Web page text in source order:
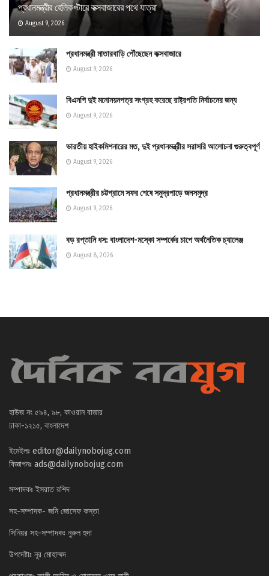
প্রধানমন্ত্রীর হেলিকপ্টারে কক্সবাজারের পথে যাত্রা
August 9, 2026
প্রধানমন্ত্রী মাতারবাড়ি পৌঁছেছেন কক্সবাজারে
August 9, 2026
বিএনপি দুই মনোনয়নপত্র সংগ্রহ করেছে রাষ্ট্রপতি নির্বাচনের জন্য
August 9, 2026
ভারতীয় হাইকমিশনারের মত, দুই প্রধানমন্ত্রীর সরাসরি আলোচনা গুরুত্বপূর্ণ
August 9, 2026
প্রধানমন্ত্রীর চট্টগ্রামে সফর শেষে সমুদ্রপাড়ে জনসমুদ্র
August 9, 2026
বড় রপ্তানি ধস: বাংলাদেশ-মস্কো সম্পর্কের চাপে অর্থনৈতিক চ্যালেঞ্জ
August 8, 2026
হাউজ নং ৫৯৪, ৯৮, কাওরান বাজার
ঢাকা-১২১৫, বাংলাদেশ
ইমেইলঃ editor@dailynobojug.com
বিজ্ঞাপনঃ ads@dailynobojug.com
সম্পাদকঃ ইসরাত রশিদ
সহ-সম্পাদক- জনি জোসেফ কস্তা
সিনিয়র সহ-সম্পাদকঃ নুরুল হুদা
উপদেষ্টাঃ নূর মোহাম্মদ